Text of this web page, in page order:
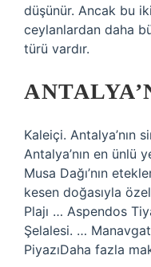
düşünür. Ancak bu
ceylanlardan daha
türü vardır.
Kaleiçi. Antalya’nın
Antalya’nın en ünlü
Musa Dağı’nın
kesen doğasıyla
Plajı … Aspendos
Şelalesi. …
PiyazıDaha fazla